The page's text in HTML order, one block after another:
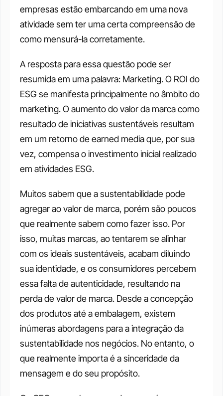
empresas estão embarcando em uma nova
atividade sem ter uma certa compreensão de
como mensurá-la corretamente.
A resposta para essa questão pode ser
resumida em uma palavra: Marketing. O ROI do
ESG se manifesta principalmente no âmbito do
marketing. O aumento do valor da marca como
resultado de iniciativas sustentáveis resultam
em um retorno de earned media que, por sua
vez, compensa o investimento inicial realizado
em atividades ESG.
Muitos sabem que a sustentabilidade pode
agregar ao valor de marca, porém são poucos
que realmente sabem como fazer isso. Por
isso, muitas marcas, ao tentarem se alinhar
com os ideais sustentáveis, acabam diluindo
sua identidade, e os consumidores percebem
essa falta de autenticidade, resultando na
perda de valor de marca. Desde a concepção
dos produtos até a embalagem, existem
inúmeras abordagens para a integração da
sustentabilidade nos negócios. No entanto, o
que realmente importa é a sinceridade da
mensagem e do seu propósito.